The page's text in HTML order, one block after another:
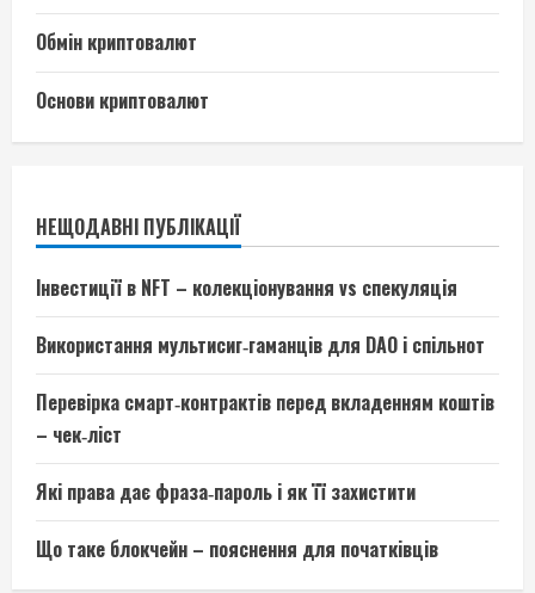
Обмін криптовалют
Основи криптовалют
НЕЩОДАВНІ ПУБЛІКАЦІЇ
Інвестиції в NFT – колекціонування vs спекуляція
Використання мультисиг‑гаманців для DAO і спільнот
Перевірка смарт‑контрактів перед вкладенням коштів
– чек‑ліст
Які права дає фраза‑пароль і як її захистити
Що таке блокчейн – пояснення для початківців